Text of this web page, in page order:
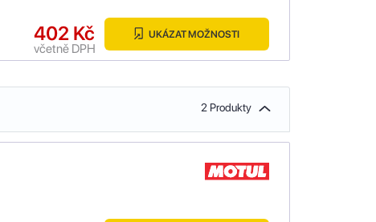
402 Kč
včetně DPH
UKÁZAT MOŽNOSTI
2 Produkty